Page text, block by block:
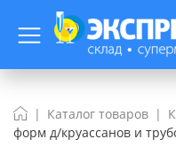
Каталог товаров
форм д/круассанов и